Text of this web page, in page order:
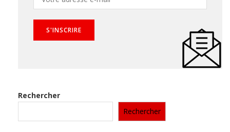
Rechercher
Rechercher